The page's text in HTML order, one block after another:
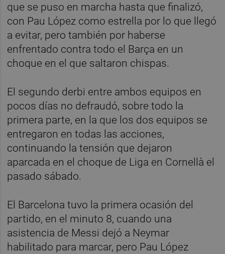
que se puso en marcha hasta que finalizó,
con Pau López como estrella por lo que llegó
a evitar, pero también por haberse
enfrentado contra todo el Barça en un
choque en el que saltaron chispas.
El segundo derbi entre ambos equipos en
pocos días no defraudó, sobre todo la
primera parte, en la que los dos equipos se
entregaron en todas las acciones,
continuando la tensión que dejaron
aparcada en el choque de Liga en Cornellà el
pasado sábado.
El Barcelona tuvo la primera ocasión del
partido, en el minuto 8, cuando una
asistencia de Messi dejó a Neymar
habilitado para marcar, pero Pau López